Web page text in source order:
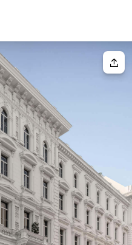
Ihre Anfrage
Einheit(en)
Bitte wählen
Ihre Nachricht
und wir finden Ihre
finden lassen